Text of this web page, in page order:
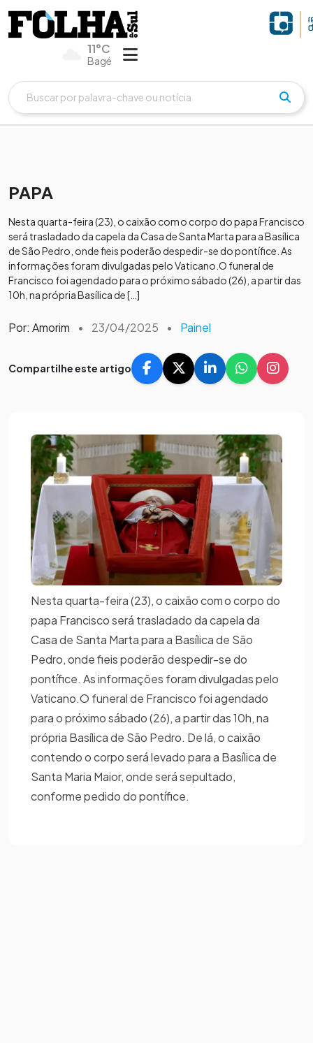
11°C
Bagé
PAPA
Nesta quarta-feira (23), o caixão com o corpo do papa Francisco
será trasladado da capela da Casa de Santa Marta para a Basílica
de São Pedro, onde fieis poderão despedir-se do pontífice. As
informações foram divulgadas pelo Vaticano.​​O funeral de
Francisco foi agendado para o próximo sábado (26), a partir das
10h, na própria Basílica de […]
Por: Amorim • 23/04/2025 • Painel
Compartilhe este artigo
Nesta quarta-feira (23), o caixão com o corpo do
papa Francisco será trasladado da capela da
Casa de Santa Marta para a Basílica de São
Pedro, onde fieis poderão despedir-se do
pontífice. As informações foram divulgadas pelo
Vaticano.​​O funeral de Francisco foi agendado
para o próximo sábado (26), a partir das 10h, na
própria Basílica de São Pedro. De lá, o caixão
contendo o corpo será levado para a Basílica de
Santa Maria Maior, onde será sepultado,
conforme pedido do pontífice.